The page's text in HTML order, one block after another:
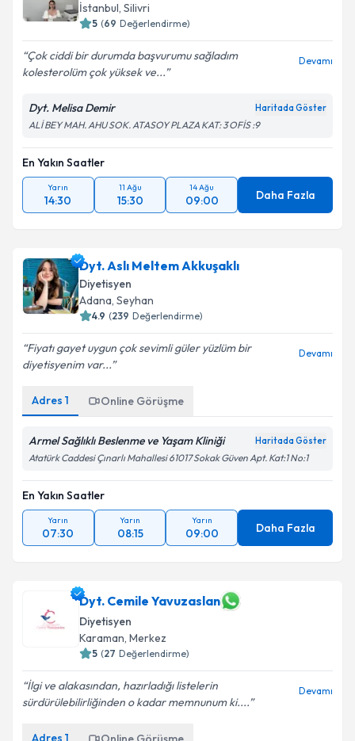
İstanbul, Silivri
5 (69 Değerlendirme)
Çok ciddi bir durumda başvurumu sağladım
kolesterolüm çok yüksek ve...
Devamı
Dyt. Melisa Demir Haritada Göster
ALİ BEY MAH. AHU SOK. ATASOY PLAZA KAT: 3 OFİS :9
En Yakın Saatler
Yarın
14:30
11 Ağu
15:30
14 Ağu
09:00 Daha Fazla
Dyt. Aslı Meltem Akkuşaklı
Diyetisyen
Adana, Seyhan
4.9 (239 Değerlendirme)
Fiyatı gayet uygun çok sevimli güler yüzlüm bir
diyetisyenim var...
Devamı
Adres 1 Online Görüşme
Armel Sağlıklı Beslenme ve Yaşam Kliniği Haritada Göster
Atatürk Caddesi Çınarlı Mahallesi 61017 Sokak Güven Apt. Kat:1 No:1
En Yakın Saatler
Yarın
07:30
Yarın
08:15
Yarın
09:00 Daha Fazla
Dyt. Cemile Yavuzaslan
Diyetisyen
Karaman, Merkez
5 (27 Değerlendirme)
İlgi ve alakasından, hazırladığı listelerin
sürdürülebilirliğinden o kadar memnunum ki....
Devamı
Adres 1